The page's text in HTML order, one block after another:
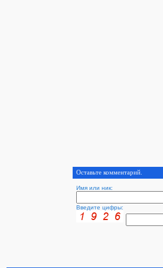
Оставьте комментарий.
Имя или ник:
Введите цифры: